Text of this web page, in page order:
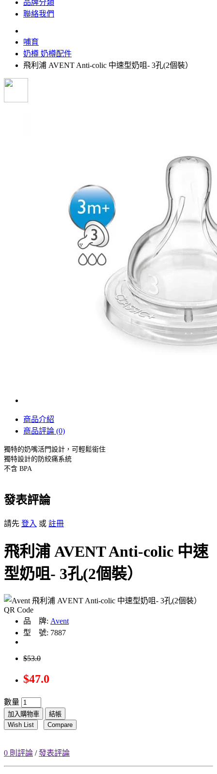
品牌分類
聯絡我們
哺育
奶樽 奶樽配件
飛利浦 AVENT Anti-colic 中速型奶咀- 3孔(2個裝）
商品介紹
商品評論 (0)
獨特的奶嘴活門設計，可輕鬆銜住
獨特設計的防絞痛系統
不含 BPA
發表評論
請先 登入 或 註冊
飛利浦 AVENT Anti-colic 中速
型奶咀- 3孔(2個裝）
品 牌: Avent
型 號: 7887
$53.0
$47.0
數量
加入購物車
結帳
Wish List
Compare
0 則評論 /發表評論